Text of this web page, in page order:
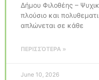
Δήμου Φιλοθέης –
πλούσιο και
απλώνεται σε κάθε
ΠΕΡΙΣΣΌΤΕΡΑ »
June 10, 2026